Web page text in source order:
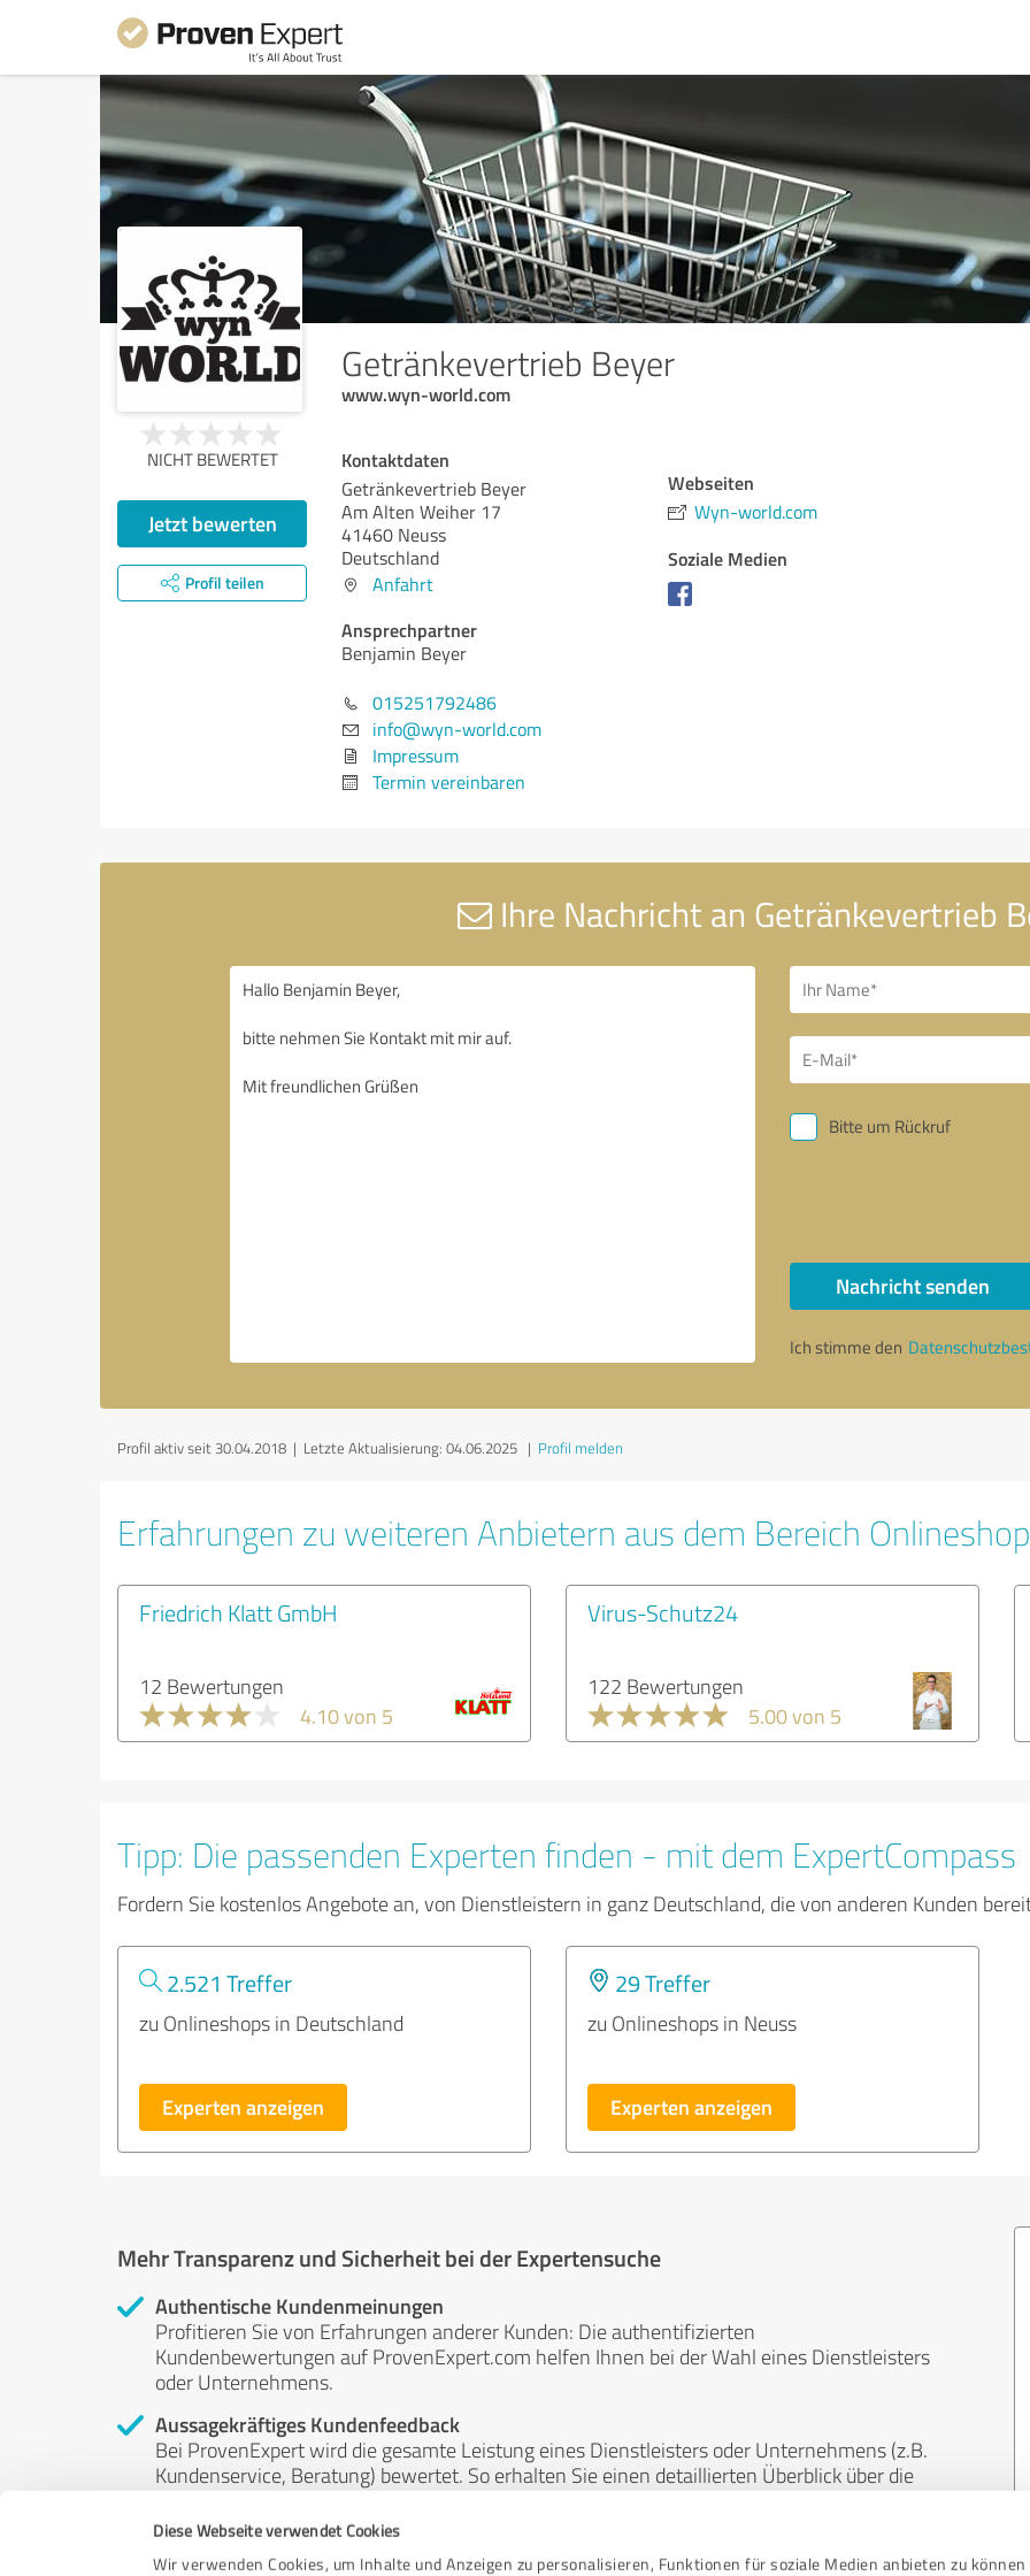
Diese Webseite verwendet Cookies
Wir verwenden Cookies, um Inhalte und Anzeigen zu personalisieren, Funktionen für soziale Medien anbieten zu können
Getränkevertrieb Beyer
www.wyn-world.com
NICHT BEWERTET
Jetzt bewerten
Profil teilen
Kontaktdaten
Getränkevertrieb Beyer
Am Alten Weiher 17
41460 Neuss
Deutschland
Anfahrt
Ansprechpartner
Benjamin Beyer
015251792486
info@wyn-world.com
Impressum
Termin vereinbaren
Webseiten
Wyn-world.com
Soziale Medien
Ihre Nachricht an Getränkevertrieb
Bitte um Rückruf
Nachricht senden
Ich stimme den
Profil aktiv seit 30.04.2018 | Letzte Aktualisierung: 04.06.2025 | Profil melden
Erfahrungen zu weiteren Anbietern aus dem Bereich
Friedrich Klatt GmbH
12 Bewertungen
4.10 von 5
Virus-Schutz24
122 Bewertungen
5.00 von 5
Tipp: Die passenden Experten finden - mit dem ExpertCompass
Fordern Sie kostenlos Angebote an, von Dienstleistern in ganz Deutschland, die von anderen Kunden
2.521 Treffer
zu Onlineshops in Deutschland
Experten anzeigen
29 Treffer
zu Onlineshops in Neuss
Experten anzeigen
Mehr Transparenz und Sicherheit bei der Expertensuche
Authentische Kundenmeinungen
Profitieren Sie von Erfahrungen anderer Kunden: Die authentifizierten
Kundenbewertungen auf ProvenExpert.com helfen Ihnen bei der Wahl eines Dienstleisters
oder Unternehmens.
Aussagekräftiges Kundenfeedback
Bei ProvenExpert wird die gesamte Leistung eines Dienstleisters oder Unternehmens (z.B.
Kundenservice, Beratung) bewertet. So erhalten Sie einen detaillierten Überblick über die
Unabhängige Bewertungen
ProvenExpert ist grundsätzlich kostenlos, unabhängig und neutral. Bewertungen von